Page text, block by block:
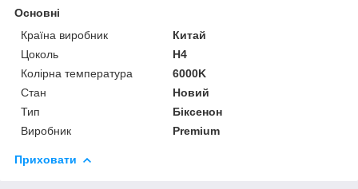
Основні
Країна виробник
Китай
Цоколь
H4
Колірна температура
6000K
Стан
Новий
Тип
Біксенон
Виробник
Premium
Приховати